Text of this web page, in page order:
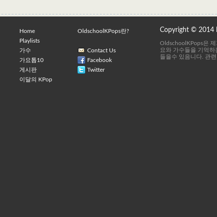
Home
Playlists
가수
가요톱10
게시판
이달의 KPop
OldschoolKPops란?
Contact Us
Facebook
Twitter
Copyright © 2014
OldschoolKPops은
요와 가수들을 기억
들을수 있음니다. 관